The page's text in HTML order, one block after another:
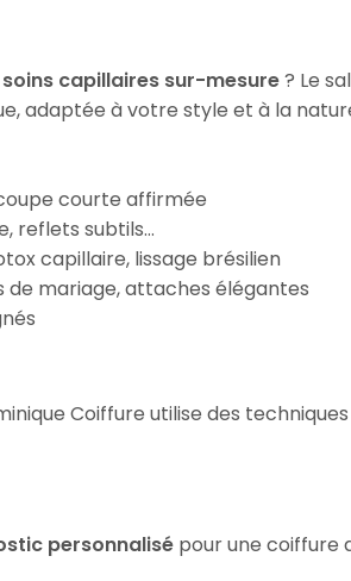
soins capillaires sur-mesure? Le
adaptée à votre style et à la
courte affirmée
reflets subtils…
capillaire, lissage brésilien
de mariage, attaches élégantes
Coiffure utilise des
personnalisé pour une coiffure